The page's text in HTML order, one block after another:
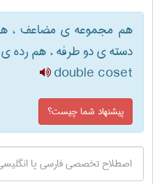
هم مجموعه ی مضاعف ،
دسته ی دو طرفه ، هم رده ی
double coset
پیشنهاد شما چیست؟